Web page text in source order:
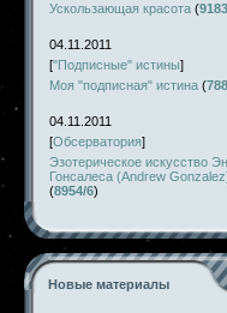
Ускользающая красота (
04.11.2011
["Подписные" истины]
Моя "подписная" истина (
04.11.2011
[Обсерватория]
Эзотерическое искусство
Гонсалеса (Andrew
(8954/6)
Новые материалы